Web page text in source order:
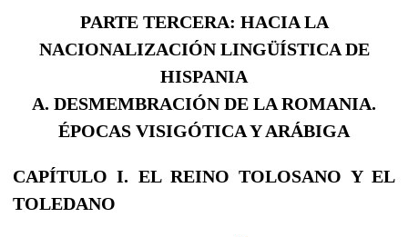
PARTE TERCERA: HACIA LA
NACIONALIZACIÓN LINGÜÍSTICA DE
HISPANIA
A. DESMEMBRACIÓN DE LA ROMANIA.
ÉPOCAS VISIGÓTICA Y ARÁBIGA
CAPÍTULO I. EL REINO TOLOSANO Y EL
TOLEDANO